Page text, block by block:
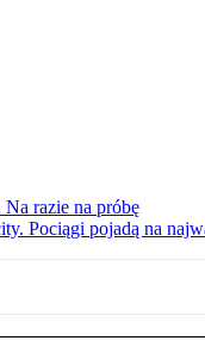
razie na próbę
Pociągi pojadą na